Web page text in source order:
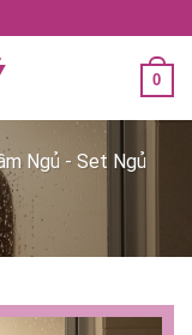
0
Ngủ - Set Ngủ